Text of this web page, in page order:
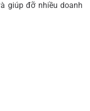
giúp đỡ nhiều doanh